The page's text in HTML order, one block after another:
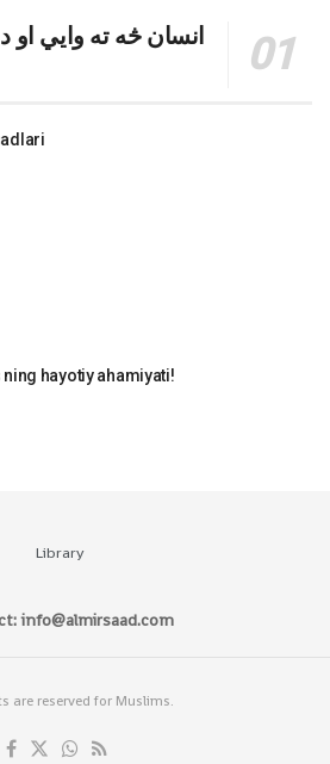
انسان څه ته وایي او
hayotiy ahamiyati!
Library
info@almirsaad.com
are reserved for Muslims.